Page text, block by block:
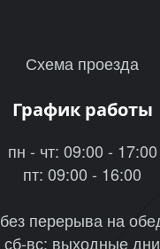
Схема проезда
График работы
пн - чт: 09:00 - 17:00
пт: 09:00 - 16:00
без перерыва на
сб-вс: выходные дни